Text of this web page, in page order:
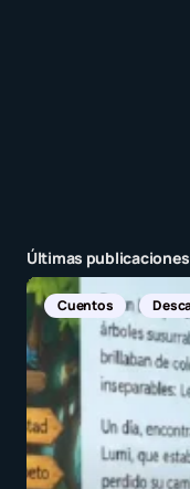
Últimas publicaciones